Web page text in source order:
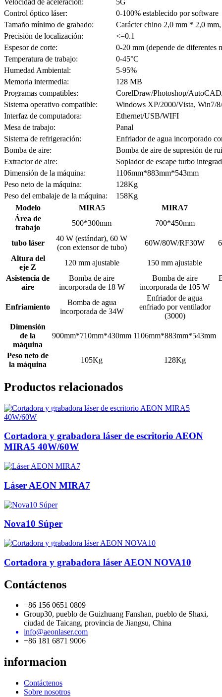
Control óptico láser:
0-100% establecido por software
Tamaño mínimo de grabado:
Carácter chino 2,0 mm * 2,0
Precisión de localización:
<=0.1
Espesor de corte:
0-20 mm (depende de diferentes
Temperatura de trabajo:
0-45°C
Humedad Ambiental:
5-95%
Memoria intermedia:
128 MB
Programas compatibles:
CorelDraw/Photoshop/
Sistema operativo compatible:
Windows XP/2000/Vista, Win7/
Interfaz de computadora:
Ethernet/USB/WIFI
Mesa de trabajo:
Panal
Sistema de refrigeración:
Enfriador de agua incorporado
Bomba de aire:
Bomba de aire de supresión de
Extractor de aire:
Soplador de escape turbo
Dimensión de la máquina:
1106mm*883mm*543mm
Peso neto de la máquina:
128Kg
Peso del embalaje de la máquina:
158Kg
Modelo
MIRA5
MIRA7
Área de
trabajo
500*300mm 700*450mm
tubo láser
40 W (estándar), 60 W
(con extensor de tubo)
60W/80W/RF30W
Altura del
eje Z
120 mm ajustable
150 mm ajustable
Asistencia de
aire
Bomba de aire
incorporada de 18 W
Bomba de aire
incorporada de 105 W
Enfriamiento
Bomba de agua
incorporada de 34W
Enfriador de agua
enfriado por ventilador
(3000)
Dimensión
de la
máquina
900mm*710mm*430mm 1106mm*883mm*543mm
Peso neto de
la máquina
105Kg 128Kg
Productos relacionados
Cortadora y grabadora láser de escritorio AEON
MIRA5 40W/60W
Láser AEON MIRA7
Nova10 Súper
Cortadora y grabadora láser AEON NOVA10
Contáctenos
+86 156 0651 0809
Group30, pueblo de Guizhuang Fanshan, pueblo de Shaxi,
ciudad de Taicang, provincia de Jiangsu, China
info@aeonlaser.com
+86 181 6871 9006
informacion
Contáctenos
Sobre nosotros